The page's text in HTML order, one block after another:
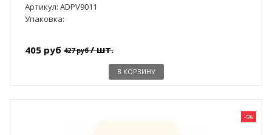
Артикул: ADPV9011
Упаковка:
405 руб 427 руб/ шт.
В КОРЗИНУ
-5%